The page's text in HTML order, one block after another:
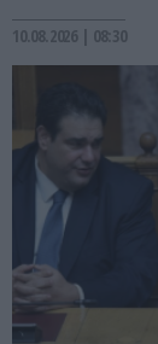
10.08.2026 | 08:30